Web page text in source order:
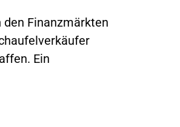
Finanzmärkten
Ein